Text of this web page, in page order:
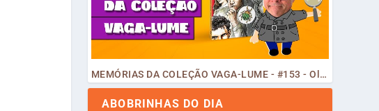
MEMÓRIAS DA COLEÇÃO VAGA-LUME - #153 - Olá, Curiosos! 2023
ABOBRINHAS DO DIA